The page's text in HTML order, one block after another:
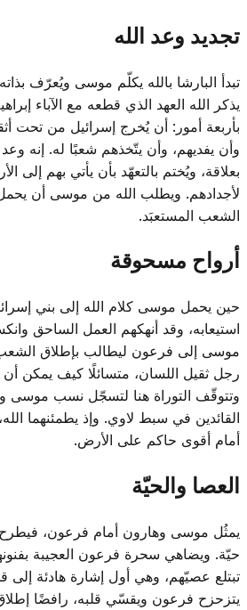
تجديد وعد الله
تبدأ البارشا بالله يكلّم موسى ويُعرّف
يذكر الله العهد الذي قطعه مع الآباء
بأربعة أمور: أن يُخرج إسرائيل من تحت
وأن يفديهم، وأن يتّخذهم شعبًا له. إنه
بعلاقة، ويُختم بالتعهّد بأن يأتي بهم إلى
لأجدادهم. ويطلب الله من موسى أن
الشعب المستعبَد.
أرواح مسحوقة
حين يحمل موسى كلام الله إلى بني
استيعابه، وقد أنهكهم العمل الساحق
موسى إلى فرعون ليطالب بإطلاق
رجل ثقيل اللسان، متسائلًا كيف يمكن
وتتوقّف التوراة هنا لتسجّل نسب موسى
القائدين في سبط لاوي. وإذ يطمئنهما
أمام أقوى حاكم على الأرض.
العصا والحيّة
يمثُل موسى وهارون أمام فرعون،
حيّة. ويضاهي سحرة فرعون العجيبة
تبتلع عصيّهم، وهي أول إشارة هادئة إلى
يتزحزح فرعون ويقسّي قلبه، رافضًا